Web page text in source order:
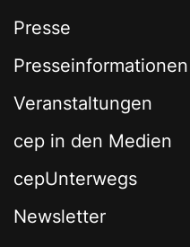
Presse
Presseinformationen
Veranstaltungen
cep in den Medien
cepUnterwegs
Newsletter